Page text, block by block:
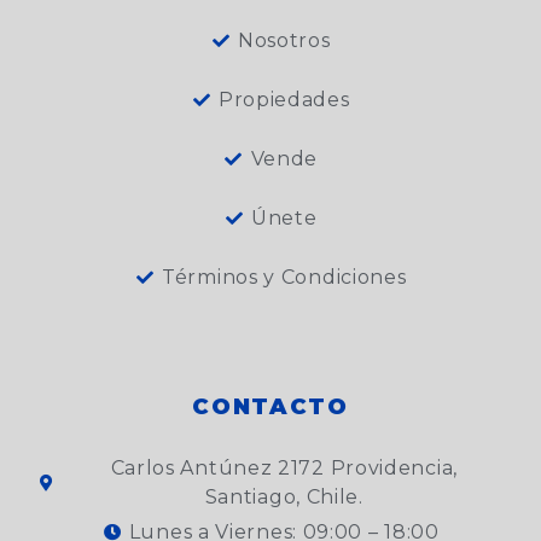
Nosotros
Propiedades
Vende
Únete
Términos y Condiciones
CONTACTO
Carlos Antúnez 2172 Providencia,
Santiago, Chile.
Lunes a Viernes: 09:00 – 18:00